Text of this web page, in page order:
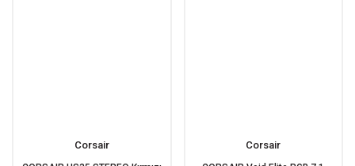
Corsair Corsair